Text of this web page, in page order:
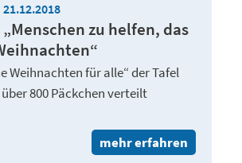
21.12.2018
„Menschen zu helfen, das
Weihnachten für alle“ der Tafel
800 Päckchen verteilt
mehr erfahren